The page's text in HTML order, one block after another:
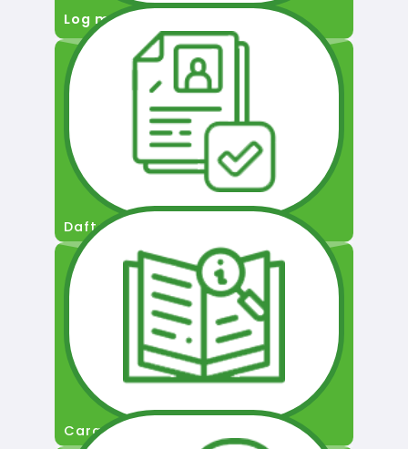
Log masuk
Daftar Pengguna
Cara Permohonan